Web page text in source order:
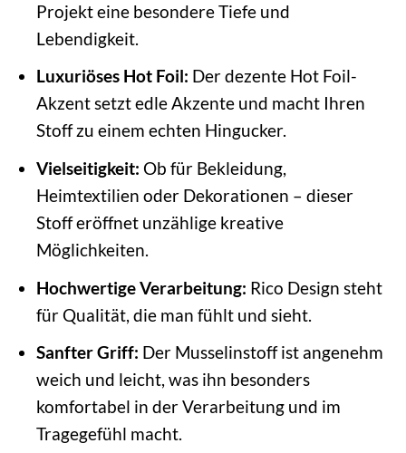
Projekt eine besondere Tiefe und
Lebendigkeit.
Luxuriöses Hot Foil: Der dezente Hot Foil-
Akzent setzt edle Akzente und macht Ihren
Stoff zu einem echten Hingucker.
Vielseitigkeit: Ob für Bekleidung,
Heimtextilien oder Dekorationen – dieser
Stoff eröffnet unzählige kreative
Möglichkeiten.
Hochwertige Verarbeitung: Rico Design steht
für Qualität, die man fühlt und sieht.
Sanfter Griff: Der Musselinstoff ist angenehm
weich und leicht, was ihn besonders
komfortabel in der Verarbeitung und im
Tragegefühl macht.